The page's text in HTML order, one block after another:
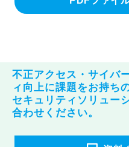
不正アクセス・サイバ
ィ向上に課題をお持ち
セキュリティソリュー
合わせください。